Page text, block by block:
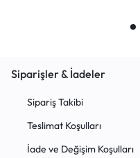
Siparişler & İadeler
Sipariş Takibi
Teslimat Koşulları
İade ve Değişim Koşulları